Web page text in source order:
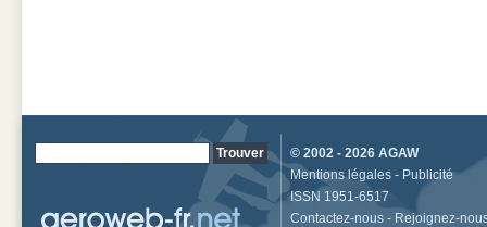
© 2002 - 2026 AGAW
Mentions légales - Publicité
ISSN 1951-6517
Contactez-nous - Rejoignez-